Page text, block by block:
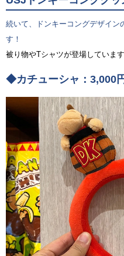
続いて、ドンキーコングデザイン
す！
被り物やTシャツが登場しています
◆カチューシャ：3,000